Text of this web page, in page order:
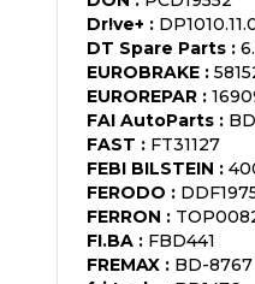
Dr!ve+ :
DT Spare Parts :
EUROBRAKE :
EUROREPAR :
FAI AutoParts :
FAST : FT31127
FEBI BILSTEIN :
FERODO :
FERRON :
FI.BA : FBD441
FREMAX : BD-8767